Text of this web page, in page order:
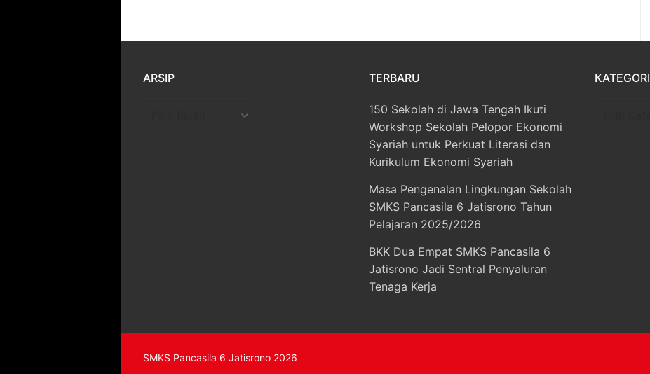
ARSIP TERBARU
150 Sekolah di Jawa Tengah Ikuti
Workshop Sekolah Pelopor Ekonomi
Syariah untuk Perkuat Literasi dan
Kurikulum Ekonomi Syariah
Masa Pengenalan Lingkungan Sekolah
SMKS Pancasila 6 Jatisrono Tahun
Pelajaran 2025/2026
BKK Dua Empat SMKS Pancasila 6
Jatisrono Jadi Sentral Penyaluran
Tenaga Kerja
KATEGORI
SMKS Pancasila 6 Jatisrono 2026